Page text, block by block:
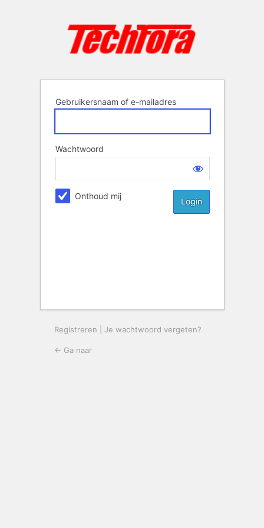
Gebruikersnaam of e-mailadres
Wachtwoord
Onthoud mij
Registreren Je wachtwoord vergeten?
← Ga naar